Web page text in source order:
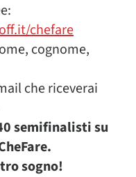
chefare
cognome,
che riceverai
semifinalisti su
sogno!